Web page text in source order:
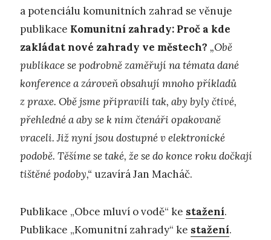
a potenciálu komunitních zahrad se věnuje
publikace Komunitní zahrady: Proč a kde
zakládat nové zahrady ve městech? „Obě
publikace se podrobně zaměřují na témata dané
konference a zároveň obsahují mnoho příkladů
z praxe. Obě jsme připravili tak, aby byly čtivé,
přehledné a aby se k nim čtenáři opakovaně
vraceli. Již nyní jsou dostupné v elektronické
podobě. Těšíme se také, že se do konce roku dočkají
tištěné podoby,“ uzavírá Jan Macháč.
Publikace „Obce mluví o vodě“ ke stažení.
Publikace „Komunitní zahrady“ ke stažení.